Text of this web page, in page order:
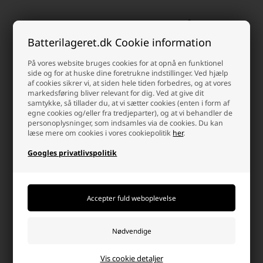
Batterilageret.dk Cookie information
På vores website bruges cookies for at opnå en funktionel
side og for at huske dine foretrukne indstillinger. Ved hjælp
af cookies sikrer vi, at siden hele tiden forbedres, og at vores
markedsføring bliver relevant for dig. Ved at give dit
samtykke, så tillader du, at vi sætter cookies (enten i form af
egne cookies og/eller fra tredjeparter), og at vi behandler de
personoplysninger, som indsamles via de cookies. Du kan
læse mere om cookies i vores cookiepolitik her.
Googles privatlivspolitik
Vis cookie detaljer
Kunder købte også
Vision CP12120 Blybatteri 12V
309,95 DKK
Maxell LR06/AA Alkaline
79,00 DKK
Afsendes